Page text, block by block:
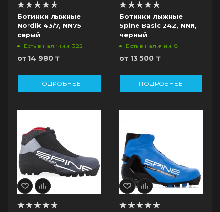
Ботинки лыжные
Nordik 43/7, NN75,
серый
Есть в наличии: 322
от 14 980 ₸
ПОДРОБНЕЕ
Ботинки лыжные
Spine Basic 242, NNN,
черный
Есть в наличии: 8
от 13 500 ₸
ПОДРОБНЕЕ